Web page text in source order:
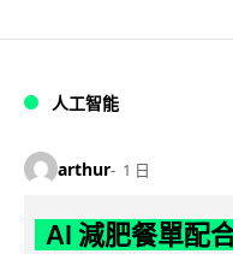
人工智能
arthur 1 日
AI 減肥餐單配